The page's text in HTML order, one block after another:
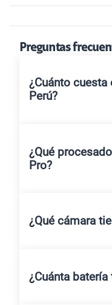
Preguntas
¿Cuánto
Perú?
¿Qué
Pro?
¿Qué cámara
¿Cuánta